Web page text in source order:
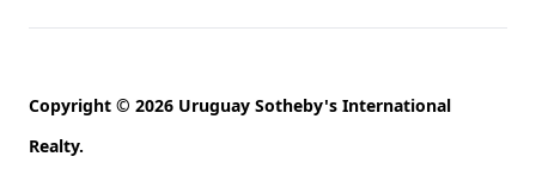
Copyright © 2026 Uruguay Sotheby's International
Realty.